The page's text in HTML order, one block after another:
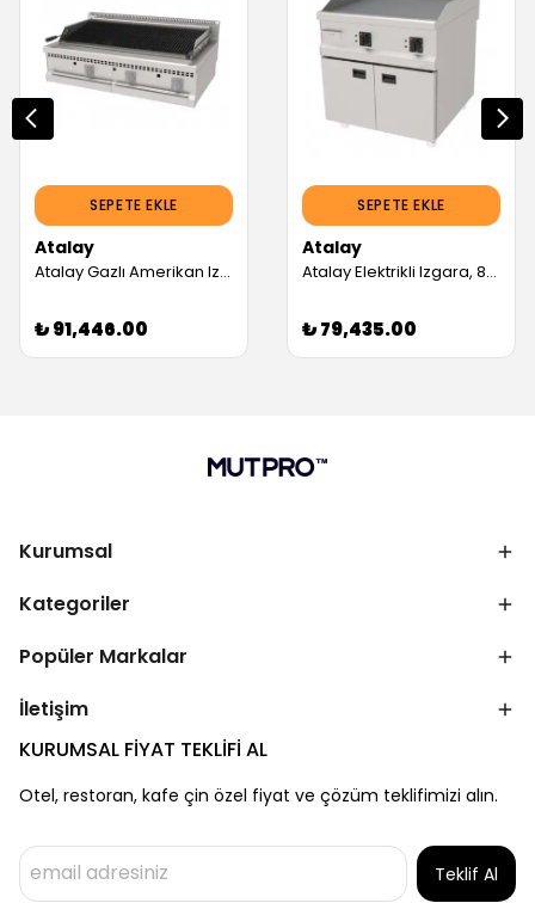
SEPETE EKLE
Atalay
Atalay Gazlı Amerikan Izgara, 120x70 cm (Servis Garantili)
₺ 91,446.00
SEPETE EKLE
Atalay
Atalay Elektrikli Izgara, 80x90 cm (Servis Garantili)
₺ 79,435.00
Kurumsal
Kategoriler
Popüler Markalar
İletişim
KURUMSAL FİYAT TEKLİFİ AL
Otel, restoran, kafe çin özel fiyat ve çözüm teklifimizi alın.
Teklif Al